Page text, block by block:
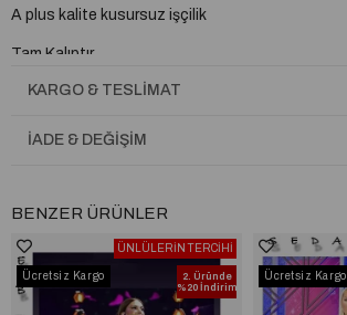
A plus kalite kusursuz işçilik
Tam Kalıptır.
KARGO & TESLIMAT
İADE & DEĞIŞIM
BENZER ÜRÜNLER
2. Üründe
%20 İndirim
Ücretsiz Kargo
ÜNLÜLERİN TERCİHİ
Ücretsiz Kargo